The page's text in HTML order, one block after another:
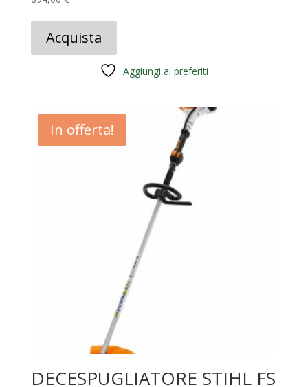
Acquista
Aggiungi ai preferiti
In offerta!
DECESPUGLIATORE STIHL FS